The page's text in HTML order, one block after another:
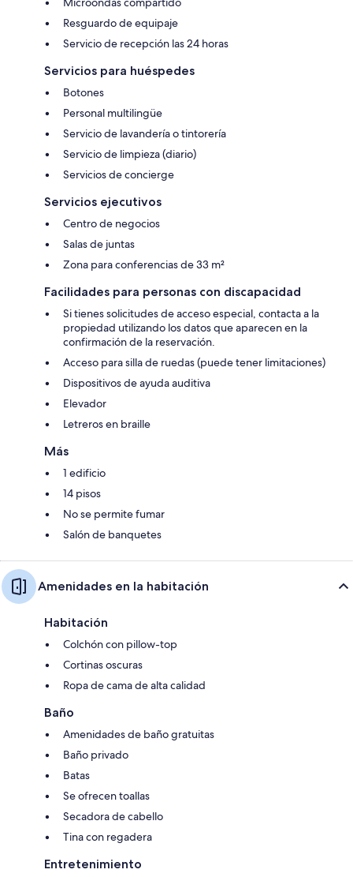
Resguardo de equipaje
Servicio de recepción las 24 horas
Servicios para huéspedes
Botones
Personal multilingüe
Servicio de lavandería o tintorería
Servicio de limpieza (diario)
Servicios de concierge
Servicios ejecutivos
Centro de negocios
Salas de juntas
Zona para conferencias de 33 m²
Facilidades para personas con discapacidad
Si tienes solicitudes de acceso especial, contacta a la
propiedad utilizando los datos que aparecen en la
confirmación de la reservación.
Acceso para silla de ruedas (puede tener limitaciones)
Dispositivos de ayuda auditiva
Elevador
Letreros en braille
Más
1 edificio
14 pisos
No se permite fumar
Salón de banquetes
Amenidades en la habitación
Habitación
Colchón con pillow-top
Cortinas oscuras
Ropa de cama de alta calidad
Baño
Amenidades de baño gratuitas
Baño privado
Batas
Se ofrecen toallas
Secadora de cabello
Tina con regadera
Entretenimiento